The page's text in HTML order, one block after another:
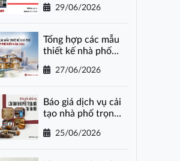
29/06/2026
Tổng hợp các mẫu
thiết kế nhà phố
202627/06/2026
Báo giá dịch vụ cải
tạo nhà phố trọn
25/06/2026